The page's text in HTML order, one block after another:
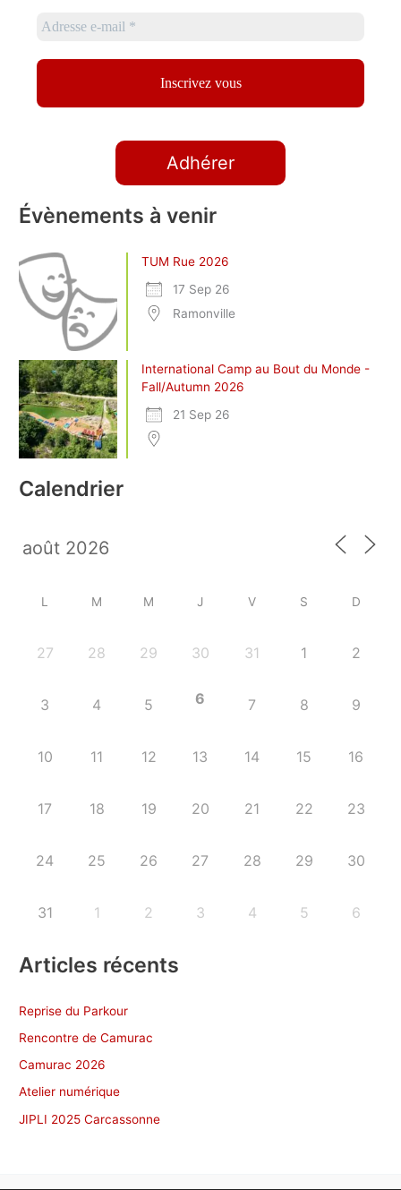
Adhérer
Évènements à venir
TUM Rue 2026
17 Sep 26
Ramonville
International Camp au Bout du Monde -
Fall/Autumn 2026
21 Sep 26
Calendrier
L M M J V S D
27 28 29 30 31 1 2
3 4 5 6 7 8 9
10 11 12 13 14 15 16
17 18 19 20 21 22 23
24 25 26 27 28 29 30
31 1 2 3 4 5 6
Articles récents
Reprise du Parkour
Rencontre de Camurac
Camurac 2026
Atelier numérique
JIPLI 2025 Carcassonne